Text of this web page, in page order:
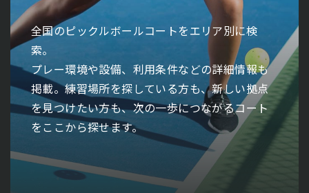
全国のピックルボールコートをエリア別に検
索。
プレー環境や設備、利用条件などの詳細情報も
掲載。練習場所を探している方も、新しい拠点
を見つけたい方も、次の一歩につながるコート
をここから探せます。
全国のピックルボールコーチ・レッスン情報を
エリア別に検索。
指導スタイルや対象レベル、開催形式などの詳
細情報も掲載。基礎から学びたい初心者の方
も、さらなるレベルアップを目指す方も、自分
に合った指導環境をここから探せます。
全国で開催されるピックルボール大会をエリア
別に検索。
開催日程や会場、参加条件などの詳細情報も掲
載。実力を試したい方も、競技として挑戦した
い方も、次のステージにつながる大会をここか
ら見つけられます。
全国のピックルボールイベント情報をエリア別
に検索。
体験会や交流会、特別企画などの詳細情報も掲
載。はじめて参加する方も、仲間との交流を広
げたい方も、新しい出会いにつながる機会をこ
こから探せます。
全国のピックルボールサークルをエリア別に検
索。
活動内容やレベル、参加条件などの詳細情報も
掲載。仲間と楽しみたい方も、継続してプレー
できる環境を探している方も、自分に合ったコ
ミュニティをここから見つけられます。